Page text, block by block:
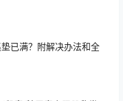
已满？附解决办法和全